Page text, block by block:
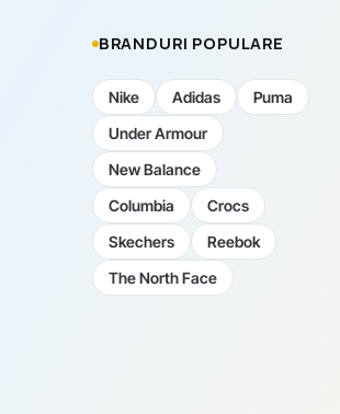
BRANDURI POPULARE
Nike Adidas
Puma
Under Armour
New Balance
Columbia
Crocs
Skechers
Reebok
The North Face